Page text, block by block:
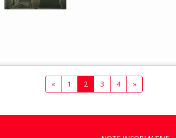
« 1 2 3 4 »